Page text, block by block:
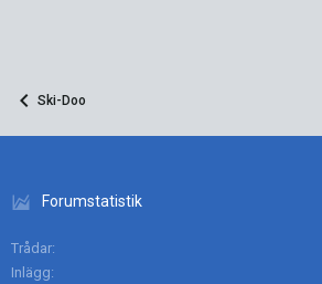
Ski-Doo
Forumstatistik
Trådar
Inlägg